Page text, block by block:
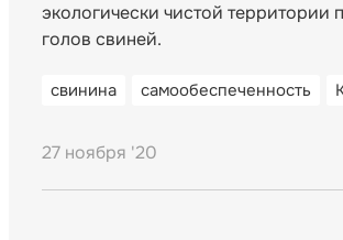
экологически чистой территории
голов свиней.
свинина самообеспеченность
27 ноября '20